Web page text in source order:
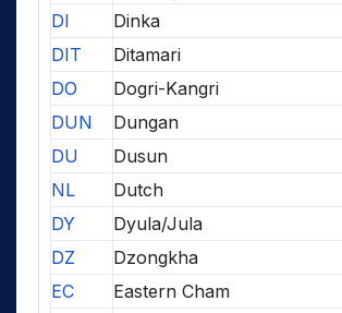
DI
Dinka
DIT
Ditamari
DO
Dogri-Kangri
DUN
Dungan
DU
Dusun
NL
Dutch
DY
Dyula/Jula
DZ
Dzongkha
EC
Eastern Cham